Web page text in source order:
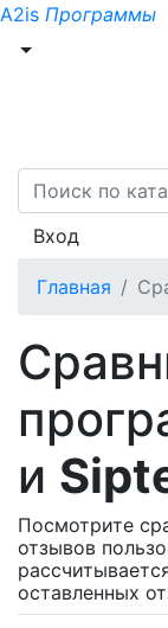
A2is Программы
Вход
Главная
и
Посмотрите
отзывов
оставленных